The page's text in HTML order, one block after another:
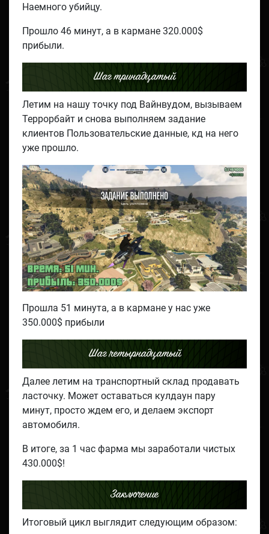
Наемного убийцу.
Прошло 46 минут, а в кармане 320.000$
прибыли.
Шаг тринадцатый
Летим на нашу точку под Вайнвудом, вызываем
Террорбайт и снова выполняем задание
клиентов Пользовательские данные, кд на него
уже прошло.
Прошла 51 минута, а в кармане у нас уже
350.000$ прибыли
Шаг четырнадцатый
Далее летим на транспортный склад продавать
ласточку. Может оставаться кулдаун пару
минут, просто ждем его, и делаем экспорт
автомобиля.
В итоге, за 1 час фарма мы заработали чистых
430.000$!
Заключение
Итоговый цикл выглядит следующим образом: